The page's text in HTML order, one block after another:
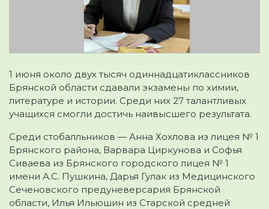
1 июня около двух тысяч одиннадцатиклассников
Брянской области сдавали экзамены по химии,
литературе и истории. Среди них 27 талантливых
учащихся смогли достичь наивысшего результата.
Среди стобалльников — Анна Хохлова из лицея № 1
Брянского района, Варвара Циркунова и Софья
Сиваева из Брянского городского лицея № 1
имени А.С. Пушкина, Дарья Гулак из Медицинского
Сеченовского предуневерсария Брянской
области, Илья Ильюшин из Старской средней